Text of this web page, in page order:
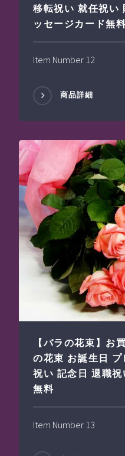
移転祝い 就任祝い
ッセージカード無
Item Number 12
商品詳細
【バラの花束】お
の花束 お誕生日
祝い 記念日 退職
無料
Item Number 13